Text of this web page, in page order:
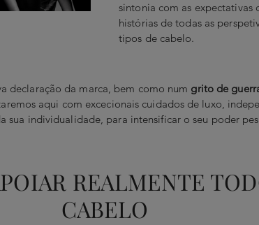
sintonia com as expectativas
histórias de todas as
tipos de cabelo.
declaração da marca, bem como num grito de
aqui com excecionais cuidados de luxo,
sua individualidade, para intensificar o seu poder
REALMENTE
CABELO